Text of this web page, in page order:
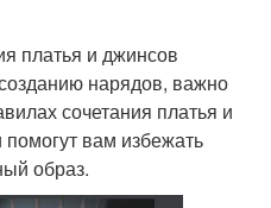
платья и джинсов
нарядов, важно
сочетания платья и
вам избежать
образ.